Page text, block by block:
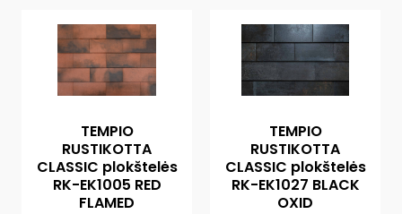
TEMPIO
RUSTIKOTTA
CLASSIC plokštelės
RK-EK1005 RED
FLAMED
TEMPIO
RUSTIKOTTA
CLASSIC plokštelės
RK-EK1027 BLACK
OXID